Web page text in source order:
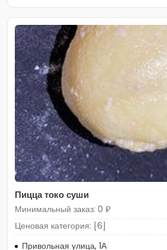
Пицца токо суши
Минимальный заказ: 0 ₽
Ценовая категория: [6]
Привольная улица, 1А